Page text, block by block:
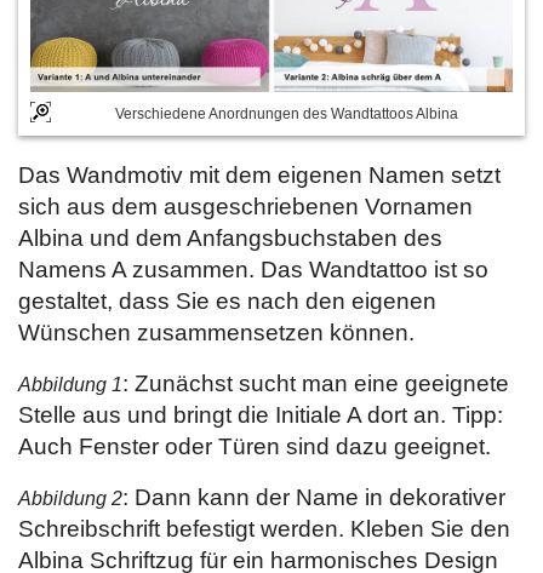
Verschiedene Anordnungen des Wandtattoos Albina
Das Wandmotiv mit dem eigenen Namen setzt
sich aus dem ausgeschriebenen Vornamen
Albina und dem Anfangsbuchstaben des
Namens A zusammen. Das Wandtattoo ist so
gestaltet, dass Sie es nach den eigenen
Wünschen zusammensetzen können.
Abbildung 1: Zunächst sucht man eine geeignete
Stelle aus und bringt die Initiale A dort an. Tipp:
Auch Fenster oder Türen sind dazu geeignet.
Abbildung 2: Dann kann der Name in dekorativer
Schreibschrift befestigt werden. Kleben Sie den
Albina Schriftzug für ein harmonisches Design